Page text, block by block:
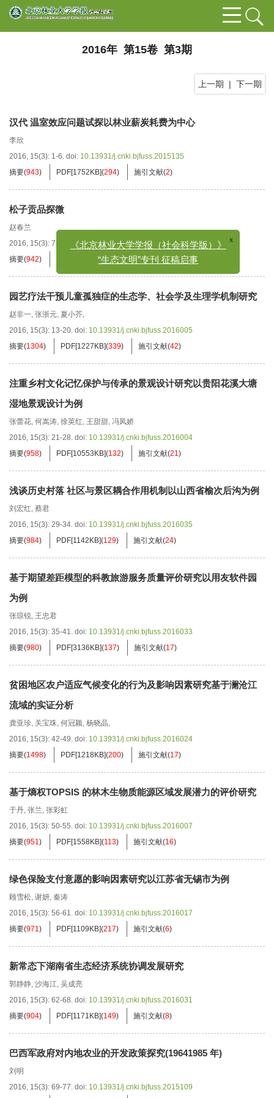
2016年 第15卷 第3期
上一期 | 下一期
汉代 温室效应问题试探以林业薪炭耗费为中心
李欣
2016, 15(3): 1-6. doi: 10.13931/j.cnki.bjfuss.2015135
摘要(943) PDF[1752KB](294) 施引文献(2)
松子贡品探微
赵春兰
2016, 15(3): 7-12.
doi:10.13931/j.cnki.bjfuss.2015115
摘要(942) 1106KB](175) 施引文献(7)
园艺疗法干预儿童孤独症的生态学、社会学及生理学机制研究
赵非一, 张浙元, 夏小芥,
2016, 15(3): 13-20. doi: 10.13931/j.cnki.bjfuss.2016005
摘要(1304) PDF[1227KB](339) 施引文献(42)
注重乡村文化记忆保护与传承的景观设计研究以贵阳花溪大塘
湿地景观设计为例
张蕾花, 何嵩涛, 徐英红, 王甜甜, 冯凤娇
2016, 15(3): 21-28. doi: 10.13931/j.cnki.bjfuss.2016004
摘要(958) PDF[10553KB](132) 施引文献(21)
浅谈历史村落 社区与景区耦合作用机制以山西省榆次后沟为例
刘宏红, 蔡君
2016, 15(3): 29-34. doi: 10.13931/j.cnki.bjfuss.2016035
摘要(984) PDF[1142KB](129) 施引文献(24)
基于期望差距模型的科教旅游服务质量评价研究以用友软件园
为例
张琼锐, 王忠君
2016, 15(3): 35-41. doi: 10.13931/j.cnki.bjfuss.2016033
摘要(980) PDF[3136KB](137) 施引文献(17)
贫困地区农户适应气候变化的行为及影响因素研究基于澜沧江
流域的实证分析
龚亚珍, 关宝珠, 何冠颖, 杨晓晶,
2016, 15(3): 42-49. doi: 10.13931/j.cnki.bjfuss.2016024
摘要(1498) PDF[1218KB](200) 施引文献(17)
基于熵权TOPSIS 的林木生物质能源区域发展潜力的评价研究
于丹, 张兰, 张彩虹
2016, 15(3): 50-55. doi: 10.13931/j.cnki.bjfuss.2016007
摘要(951) PDF[1558KB](113) 施引文献(16)
绿色保险支付意愿的影响因素研究以江苏省无锡市为例
顾雪松, 谢妍, 秦涛
2016, 15(3): 56-61. doi: 10.13931/j.cnki.bjfuss.2016017
摘要(971) PDF[1109KB](217) 施引文献(6)
新常态下湖南省生态经济系统协调发展研究
郭静静, 沙海江, 吴成亮
2016, 15(3): 62-68. doi: 10.13931/j.cnki.bjfuss.2016031
摘要(904) PDF[1171KB](149) 施引文献(8)
巴西军政府对内地农业的开发政策探究(19641985 年)
刘明
2016, 15(3): 69-77. doi: 10.13931/j.cnki.bjfuss.2015109
x
《北京林业大学学报（社会科学版）》
“生态文明”专刊 征稿启事